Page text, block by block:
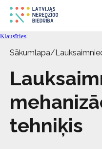
Tehniskie palīglīdzekļi
Pakalpojumi
Par biedrību
Klausīties
Sākumlapa/
tehniķis